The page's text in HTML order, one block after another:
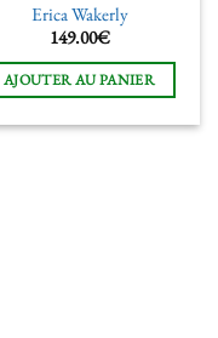
Erica Wakerly
149.00€
AJOUTER AU PANIER